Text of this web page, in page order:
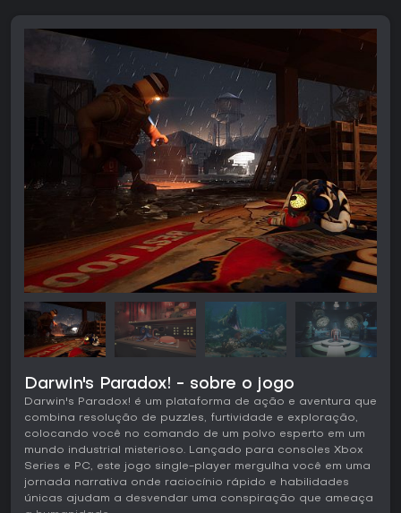
Darwin's Paradox! - sobre o jogo
Darwin's Paradox! é um plataforma de ação e aventura que
combina resolução de puzzles, furtividade e exploração,
colocando você no comando de um polvo esperto em um
mundo industrial misterioso. Lançado para consoles Xbox
Series e PC, este jogo single-player mergulha você em uma
jornada narrativa onde raciocínio rápido e habilidades
únicas ajudam a desvendar uma conspiração que ameaça